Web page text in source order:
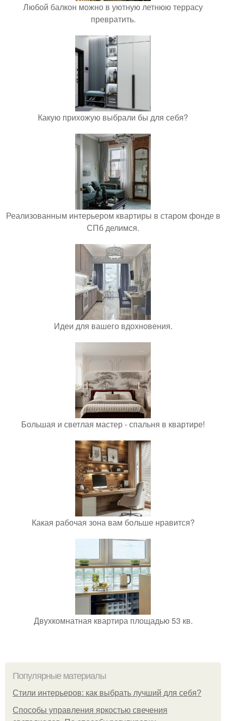
Любой балкон можно в уютную летнюю террасу
превратить.
Какую прихожую выбрали бы для себя?
Реализованным интерьером квартиры в старом фонде в
СПб делимся.
Идеи для вашего вдохновения.
Большая и светлая мастер - спальня в квартире!
Какая рабочая зона вам больше нравится?
Двухкомнатная квартира площадью 53 кв.
Популярные материалы
Стили интерьеров: как выбрать лучший для себя?
Способы управления яркостью свечения